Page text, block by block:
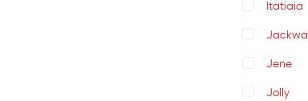
Itatiaia
Jackwall
Jene
Jolly